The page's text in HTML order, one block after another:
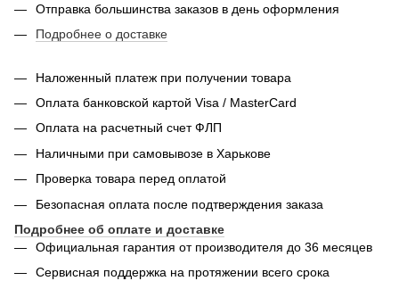
Отправка большинства заказов в день оформления
Подробнее о доставке
Наложенный платеж при получении товара
Оплата банковской картой Visa / MasterCard
Оплата на расчетный счет ФЛП
Наличными при самовывозе в Харькове
Проверка товара перед оплатой
Безопасная оплата после подтверждения заказа
Подробнее об оплате и доставке
Официальная гарантия от производителя до 36 месяцев
Сервисная поддержка на протяжении всего срока